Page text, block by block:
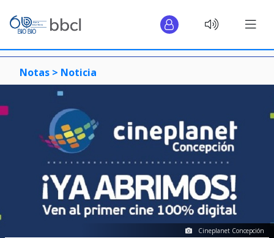
Notas > Noticia
Cineplanet Concepción